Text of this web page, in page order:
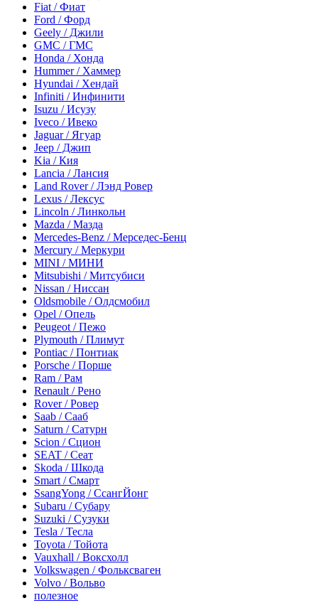
Fiat / Фиат
Ford / Форд
Geely / Джили
GMC / ГМС
Honda / Хонда
Hummer / Хаммер
Hyundai / Хендай
Infiniti / Инфинити
Isuzu / Исузу
Iveco / Ивеко
Jaguar / Ягуар
Jeep / Джип
Kia / Кия
Lancia / Лансия
Land Rover / Лэнд Ровер
Lexus / Лексус
Lincoln / Линкольн
Mazda / Мазда
Mercedes-Benz / Мерседес-Бенц
Mercury / Меркури
MINI / МИНИ
Mitsubishi / Митсубиси
Nissan / Ниссан
Oldsmobile / Олдсмобил
Opel / Опель
Peugeot / Пежо
Plymouth / Плимут
Pontiac / Понтиак
Porsche / Порше
Ram / Рам
Renault / Рено
Rover / Ровер
Saab / Сааб
Saturn / Сатурн
Scion / Сцион
SEAT / Сеат
Skoda / Шкода
Smart / Смарт
SsangYong / СсангЙонг
Subaru / Субару
Suzuki / Сузуки
Tesla / Тесла
Toyota / Тойота
Vauxhall / Воксхолл
Volkswagen / Фольксваген
Volvo / Вольво
полезное